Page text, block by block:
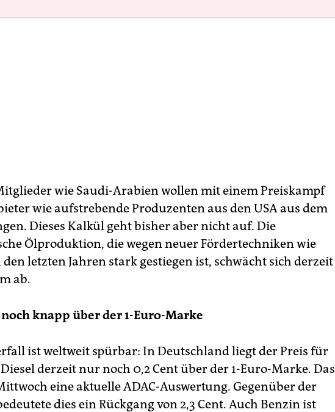
wie Saudi-Arabien wollen mit einem Preiskampf
wie aufstrebende Produzenten aus den USA aus dem
Dieses Kalkül geht bisher aber nicht auf. Die
Ölproduktion, die wegen neuer Fördertechniken wie
letzten Jahren stark gestiegen ist, schwächt sich derzeit
ab.
knapp über der 1-Euro-Marke
ist weltweit spürbar: In Deutschland liegt der Preis für
derzeit nur noch 0,2 Cent über der 1-Euro-Marke. Das
eine aktuelle ADAC-Auswertung. Gegenüber der
dies ein Rückgang von 2,3 Cent. Auch Benzin ist